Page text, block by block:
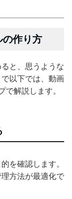
の作り方
と、思うような
以下では、動画
で解説します。
を確認します。
方法が最適化で